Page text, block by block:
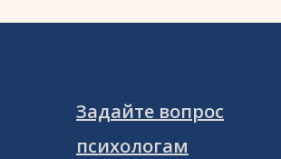
Задайте вопрос
психологам